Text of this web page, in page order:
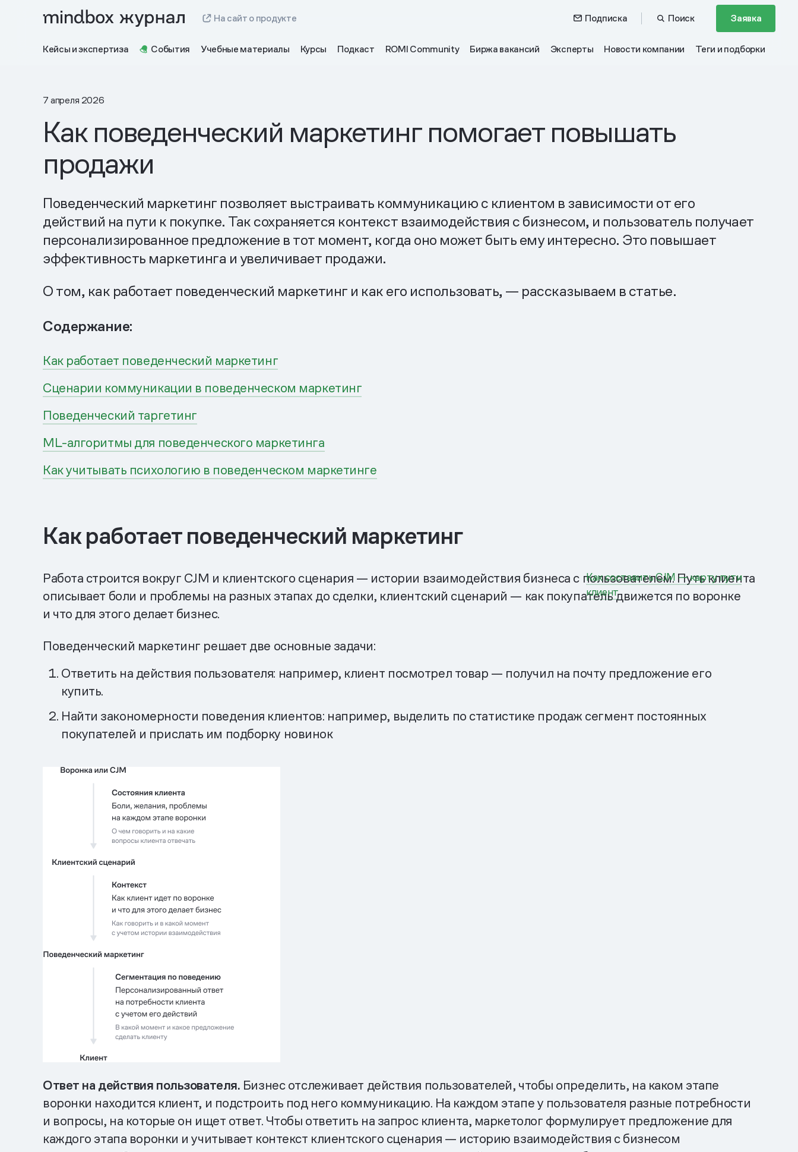
На сайт о продукте Подписка Поиск Заявка
Кейсы и экспертиза События Учебные материалы Курсы Подкаст ROMI Community Биржа вакансий Эксперты Новости компании Теги и подборки
7 апреля 2026
Как поведенческий маркетинг помогает повышать
продажи
Поведенческий маркетинг позволяет выстраивать коммуникацию с клиентом в зависимости от его
действий на пути к покупке. Так сохраняется контекст взаимодействия с бизнесом, и пользователь получает
персонализированное предложение в тот момент, когда оно может быть ему интересно. Это повышает
эффективность маркетинга и увеличивает продажи.
О том, как работает поведенческий маркетинг и как его использовать, — рассказываем в статье.
Содержание:
Как работает поведенческий маркетинг
Сценарии коммуникации в поведенческом маркетинг
Поведенческий таргетинг
ML-алгоритмы для поведенческого маркетинга
Как учитывать психологию в поведенческом маркетинге
Как работает поведенческий маркетинг
Как составить CJM — карту пути
клиент
Работа строится вокруг CJM и клиентского сценария — истории взаимодействия бизнеса с пользователем. Путь клиента
описывает боли и проблемы на разных этапах до сделки, клиентский сценарий — как покупатель движется по воронке
и что для этого делает бизнес.
Поведенческий маркетинг решает две основные задачи:
Ответить на действия пользователя: например, клиент посмотрел товар — получил на почту предложение его
купить.
Найти закономерности поведения клиентов: например, выделить по статистике продаж сегмент постоянных
покупателей и прислать им подборку новинок
Ответ на действия пользователя. Бизнес отслеживает действия пользователей, чтобы определить, на каком этапе
воронки находится клиент, и подстроить под него коммуникацию. На каждом этапе у пользователя разные потребности
и вопросы, на которые он ищет ответ. Чтобы ответить на запрос клиента, маркетолог формулирует предложение для
каждого этапа воронки и учитывает контекст клиентского сценария — историю взаимодействия с бизнесом